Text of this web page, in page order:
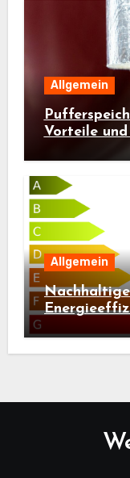
Allgemein
Vorteile
Allgemein